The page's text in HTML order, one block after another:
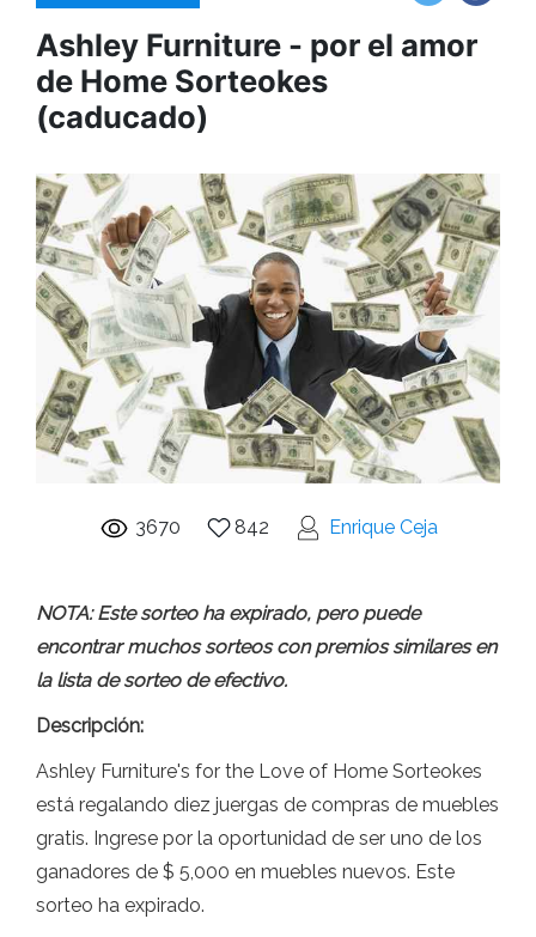
Ashley Furniture - por el amor
de Home Sorteokes
(caducado)
3670 842 Enrique Ceja
NOTA: Este sorteo ha expirado, pero puede
encontrar muchos sorteos con premios similares en
la lista de sorteo de efectivo.
Descripción:
Ashley Furniture's for the Love of Home Sorteokes
está regalando diez juergas de compras de muebles
gratis. Ingrese por la oportunidad de ser uno de los
ganadores de $ 5,000 en muebles nuevos. Este
sorteo ha expirado.